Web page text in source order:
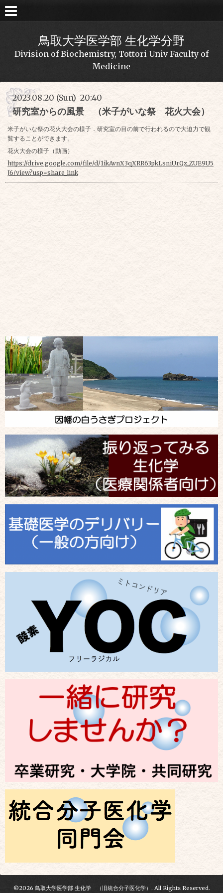
鳥取大学医学部 生化学分野
Division of Biochemistry, Tottori Univ Faculty of
Medicine
2023.08.20 (Sun) 20:40
研究室からの風景 （米子がいな祭 花火大会）
米子がいな祭の花火大会の様子．研究室の目の前で行われるので大迫力で観
覧することができます。
花火大会の様子（動画）
https://drive.google.com/file/d/1ikAvnX3qXRR63pkLsniUrQz_ZUE9U5
J6/view?usp=share_link
©2026 鳥取大学医学部 生化学 （旧統合分子医化学） . All Rights Reserved.